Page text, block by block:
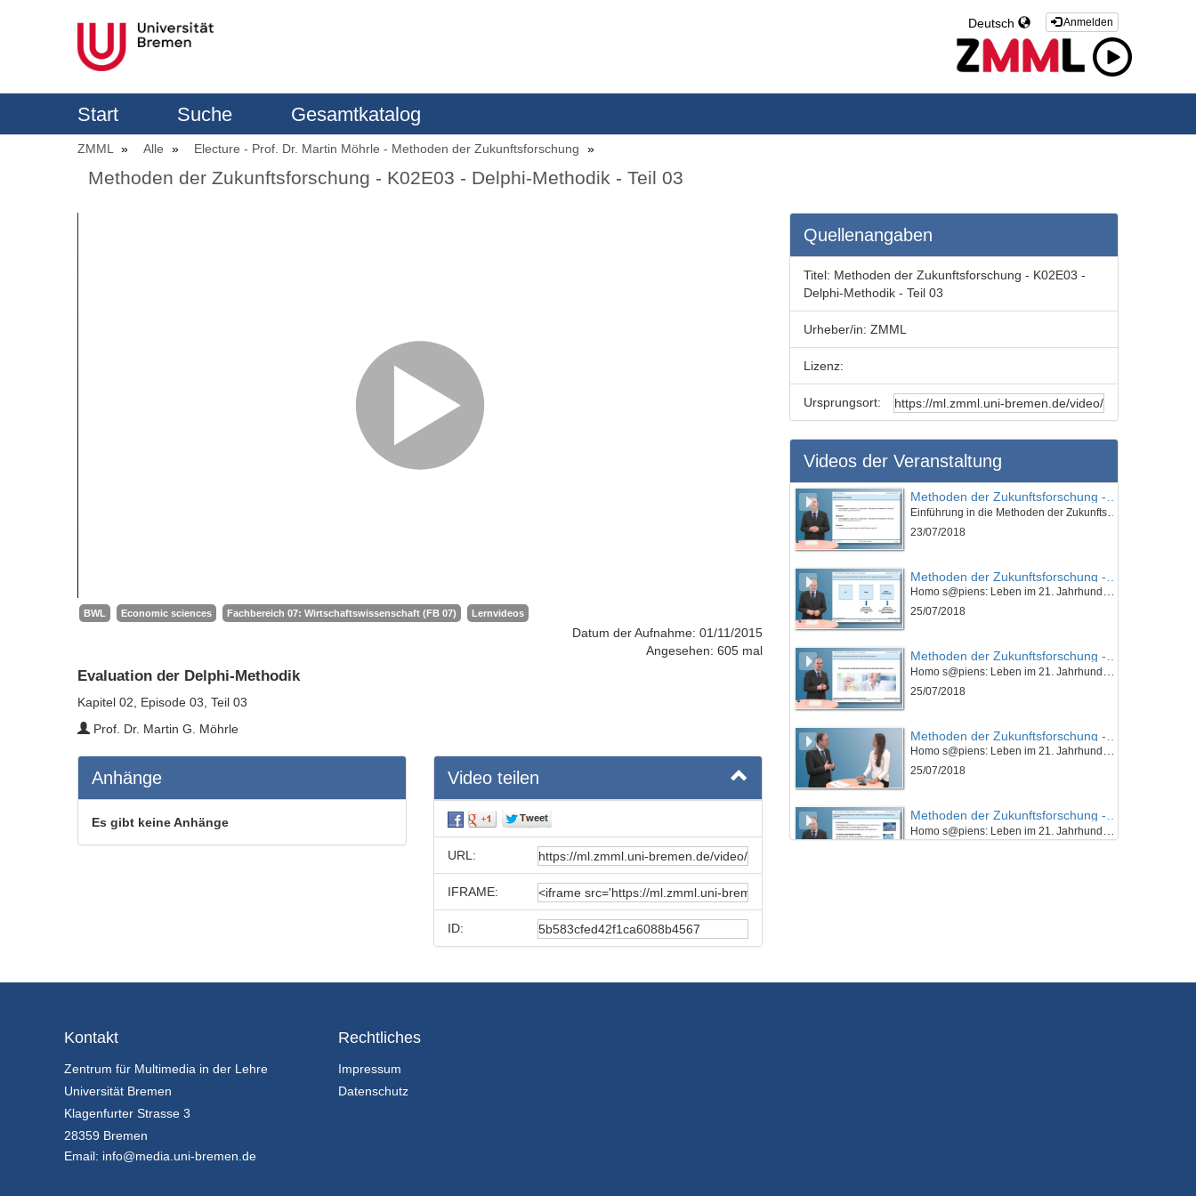
Anmelden
Deutsch
Start Suche Gesamtkatalog
ZMML Alle Electure - Prof. Dr. Martin Möhrle - Methoden der Zukunftsforschung
Methoden der Zukunftsforschung - K02E03 - Delphi-Methodik - Teil 03
BWL Economic sciences Fachbereich 07: Wirtschaftswissenschaft (FB 07) Lernvideos
Datum der Aufnahme: 01/11/2015
Angesehen: 605 mal
Evaluation der Delphi-Methodik
Kapitel 02, Episode 03, Teil 03
Prof. Dr. Martin G. Möhrle
Anhänge
Es gibt keine Anhänge
Video teilen
URL:
IFRAME:
ID:
Quellenangaben
Titel: Methoden der Zukunftsforschung - K02E03 -
Delphi-Methodik - Teil 03
Urheber/in: ZMML
Lizenz:
Ursprungsort:
Videos der Veranstaltung
23/07/2018
Homo s@piens: Leben im 21. Jahrhundert - Was bleibt vom Menschen? Wie sieht Ray Kurzweil unsere Zukunft? (I)
25/07/2018
25/07/2018
Homo s@piens: Leben im 21. Jahrhundert - Was bleibt vom Menschen? Wie sieht Ray Kurzweil unsere Zukunft? (I)
25/07/2018
Kontakt
Zentrum für Multimedia in der Lehre
Universität Bremen
Klagenfurter Strasse 3
28359 Bremen
Email: info@media.uni-bremen.de
Rechtliches
Impressum
Datenschutz